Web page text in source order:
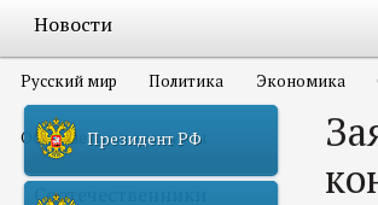
Новости
Русский мир Политика Экономика
Объявления и конкурсы
Соотечественники
Президент РФ